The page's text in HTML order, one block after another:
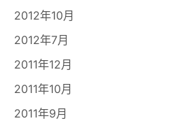
2012年10月
2012年7月
2011年12月
2011年10月
2011年9月